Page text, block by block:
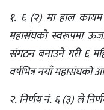
१. ६ (२) मा हाल
महासंघको स्वरूपमा
संगठन बनाउने गरी ६
वर्षभित्र नयाँ महासंघको
२. निर्णय नं. ६ (३) ले